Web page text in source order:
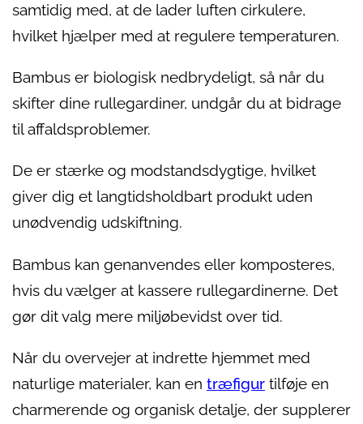
samtidig med, at de lader luften cirkulere,
hvilket hjælper med at regulere temperaturen.
Bambus er biologisk nedbrydeligt, så når du
skifter dine rullegardiner, undgår du at bidrage
til affaldsproblemer.
De er stærke og modstandsdygtige, hvilket
giver dig et langtidsholdbart produkt uden
unødvendig udskiftning.
Bambus kan genanvendes eller komposteres,
hvis du vælger at kassere rullegardinerne. Det
gør dit valg mere miljøbevidst over tid.
Når du overvejer at indrette hjemmet med
naturlige materialer, kan en træfigur tilføje en
charmerende og organisk detalje, der supplerer